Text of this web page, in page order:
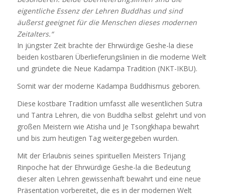
eigentliche Essenz der Lehren Buddhas und sind
äußerst geeignet für die Menschen dieses modernen
Zeitalters.“
In jüngster Zeit brachte der Ehrwürdige Geshe-la diese
beiden kostbaren Überlieferungslinien in die moderne Welt
und gründete die Neue Kadampa Tradition (NKT-IKBU).
Somit war der moderne Kadampa Buddhismus geboren.
Diese kostbare Tradition umfasst alle wesentlichen Sutra
und Tantra Lehren, die von Buddha selbst gelehrt und von
großen Meistern wie Atisha und Je Tsongkhapa bewahrt
und bis zum heutigen Tag weitergegeben wurden.
Mit der Erlaubnis seines spirituellen Meisters Trijang
Rinpoche hat der Ehrwürdige Geshe-la die Bedeutung
dieser alten Lehren gewissenhaft bewahrt und eine neue
Präsentation vorbereitet, die es in der modernen Welt